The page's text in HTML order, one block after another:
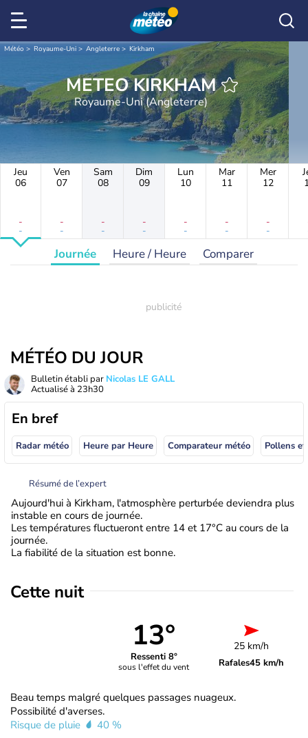
Météo Royaume-Uni Angleterre Kirkham
METEO KIRKHAM
Royaume-Uni (Angleterre)
Jeu
06
-
-
Ven
07
-
-
Sam
08
-
-
Dim
09
-
-
Lun
10
-
-
Mar
11
-
-
Mer
12
-
-
Journée Heure / Heure Comparer
MÉTÉO DU JOUR
Bulletin établi par Nicolas LE GALL
Actualisé à 23h30
En bref
Radar météo Heure par Heure Comparateur météo Pollens
Résumé de l’expert
Aujourd'hui à Kirkham, l'atmosphère perturbée deviendra plus
instable en cours de journée.
Les températures fluctueront entre 14 et 17°C au cours de la
journée.
La fiabilité de la situation est bonne.
Cette nuit
13°
Ressenti 8°
sous l'effet du vent
25 km/h
Rafales45 km/h
Beau temps malgré quelques passages nuageux.
Possibilité d'averses.
Risque de pluie
40 %